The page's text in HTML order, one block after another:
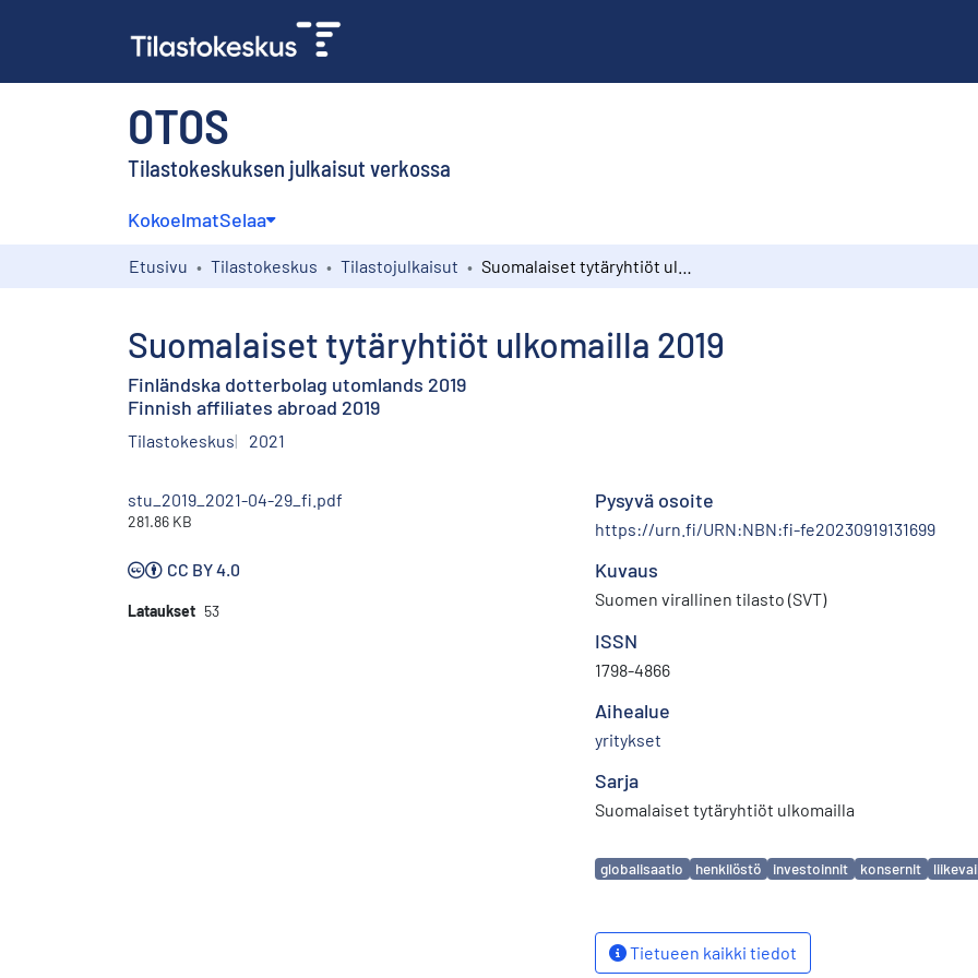
OTOS
Tilastokeskuksen julkaisut verkossa
KokoelmatSelaa
Etusivu Tilastokeskus Tilastojulkaisut
Suomalaiset tytäryhtiöt ulkomailla 2019
Finländska dotterbolag utomlands 2019
Finnish affiliates abroad 2019
Tilastokeskus 2021
stu_2019_2021-04-29_fi.pdf
281.86 KB
CC BY 4.0
Lataukset 53
Pysyvä osoite
https://urn.fi/URN:NBN:fi-fe20230919131699
Kuvaus
Suomen virallinen tilasto (SVT)
ISSN
1798-4866
Aihealue
yritykset
Sarja
Suomalaiset tytäryhtiöt ulkomailla
Avainsanat
globalisaatio henkilöstö investoinnit konsernit
Tietueen kaikki tiedot